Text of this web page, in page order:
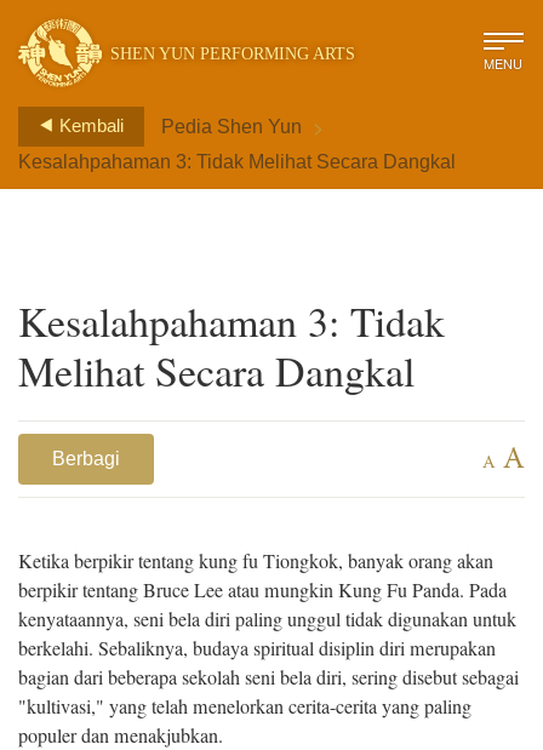
SHEN YUN PERFORMING ARTS MENU
Kembali Pedia Shen Yun >
Kesalahpahaman 3: Tidak Melihat Secara Dangkal
Kesalahpahaman 3: Tidak
Melihat Secara Dangkal
Berbagi A A
Ketika berpikir tentang kung fu Tiongkok, banyak orang akan
berpikir tentang Bruce Lee atau mungkin Kung Fu Panda. Pada
kenyataannya, seni bela diri paling unggul tidak digunakan untuk
berkelahi. Sebaliknya, budaya spiritual disiplin diri merupakan
bagian dari beberapa sekolah seni bela diri, sering disebut sebagai
"kultivasi," yang telah menelorkan cerita-cerita yang paling
populer dan menakjubkan.